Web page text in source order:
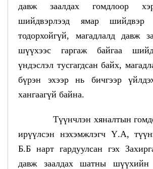
давж заалдах гомдлоор
шийдвэрлээд ямар шийдвэр
тодорхойгүй, магадлалд давж
шүүхээс гаргаж байгаа
үндэслэл тусгагдсан байх,
бүрэн эхээр нь бичгээр
хангаагүй байна.
Түүнчлэн хяналтын
ирүүлсэн нэхэмжлэгч Ү.А,
Б.Б нарт гардуулсан гэх
давж заалдах шатны